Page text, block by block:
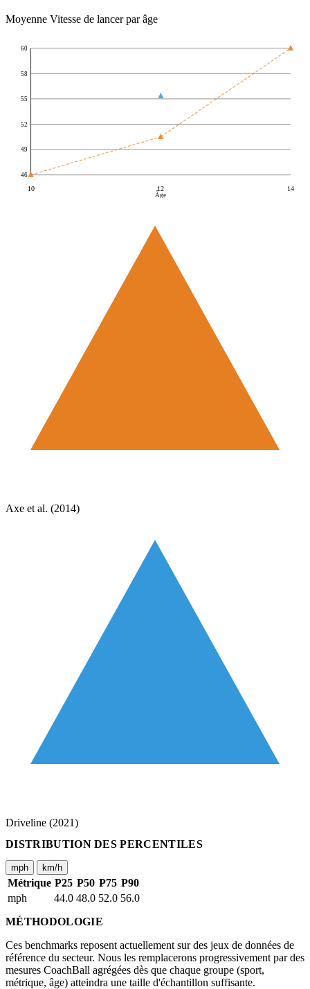
Moyenne Vitesse de lancer par âge
46
49
52
55
58
60
10 12 14
Âge
Axe et al. (2014)
Driveline (2021)
DISTRIBUTION DES PERCENTILES
mph km/h
Métrique P25 P50 P75 P90
mph
44.0 48.0 52.0 56.0
MÉTHODOLOGIE
Ces benchmarks reposent actuellement sur des jeux de données de
référence du secteur. Nous les remplacerons progressivement par des
mesures CoachBall agrégées dès que chaque groupe (sport,
métrique, âge) atteindra une taille d'échantillon suffisante.